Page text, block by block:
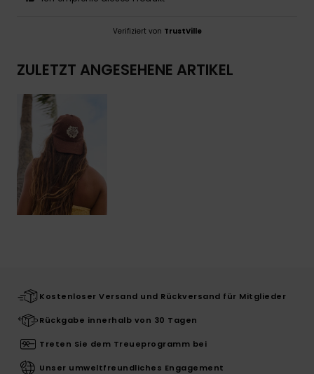
Verifiziert von TrustVille
ZULETZT ANGESEHENE ARTIKEL
Kostenloser Versand und Rückversand für Mitglieder
Rückgabe innerhalb von 30 Tagen
Treten Sie dem Treueprogramm bei
Unser umweltfreundliches Engagement